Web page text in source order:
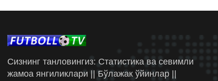
Сизнинг танловингиз: Статистика ва севимли
жамоа янгиликлари || Бўлажак ўйинлар ||